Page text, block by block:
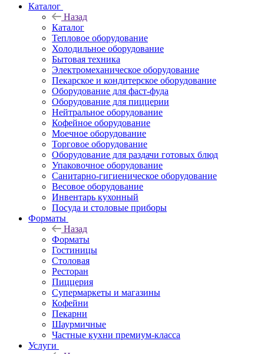
Каталог
Назад
Каталог
Тепловое оборудование
Холодильное оборудование
Бытовая техника
Электромеханическое оборудование
Пекарское и кондитерское оборудование
Оборудование для фаст-фуда
Оборудование для пиццерии
Нейтральное оборудование
Кофейное оборудование
Моечное оборудование
Торговое оборудование
Оборудование для раздачи готовых блюд
Упаковочное оборудование
Санитарно-гигиеническое оборудование
Весовое оборудование
Инвентарь кухонный
Посуда и столовые приборы
Форматы
Назад
Форматы
Гостиницы
Столовая
Ресторан
Пиццерия
Супермаркеты и магазины
Кофейни
Пекарни
Шаурмичные
Частные кухни премиум-класса
Услуги